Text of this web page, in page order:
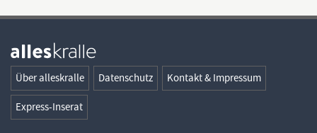
Über alleskralle Datenschutz Kontakt & Impressum
Express-Inserat